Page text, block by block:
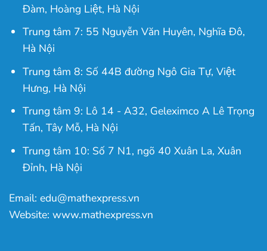
Đàm, Hoàng Liệt, Hà Nội
Trung tâm 7: 55 Nguyễn Văn Huyên, Nghĩa Đô,
Hà Nội
Trung tâm 8: Số 44B đường Ngô Gia Tự, Việt
Hưng, Hà Nội
Trung tâm 9: Lô 14 - A32, Geleximco A Lê Trọng
Tấn, Tây Mỗ, Hà Nội
Trung tâm 10: Số 7 N1, ngõ 40 Xuân La, Xuân
Đỉnh, Hà Nội
Email: edu@mathexpress.vn
Website: www.mathexpress.vn